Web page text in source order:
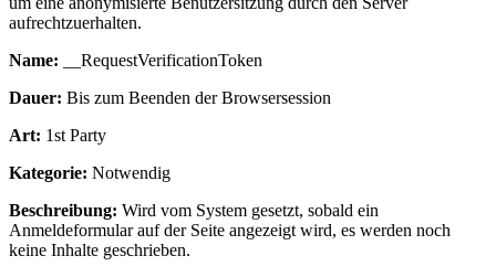
aufrechtzuerhalten.
Name: __RequestVerificationToken
Dauer: Bis zum Beenden der Browsersession
Art: 1st Party
Kategorie: Notwendig
Beschreibung: Wird vom System gesetzt, sobald ein
Anmeldeformular auf der Seite angezeigt wird, es werden noch
keine Inhalte geschrieben.